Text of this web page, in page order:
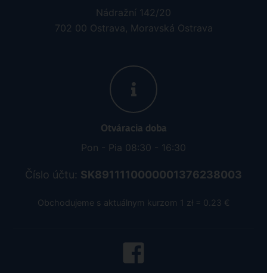
Nádražní 142/20
702 00 Ostrava, Moravská Ostrava
Otváracia doba
Pon - Pia 08:30 - 16:30
Číslo účtu: SK8911110000001376238003
Obchodujeme s aktuálnym kurzom 1 zł = 0.23 €